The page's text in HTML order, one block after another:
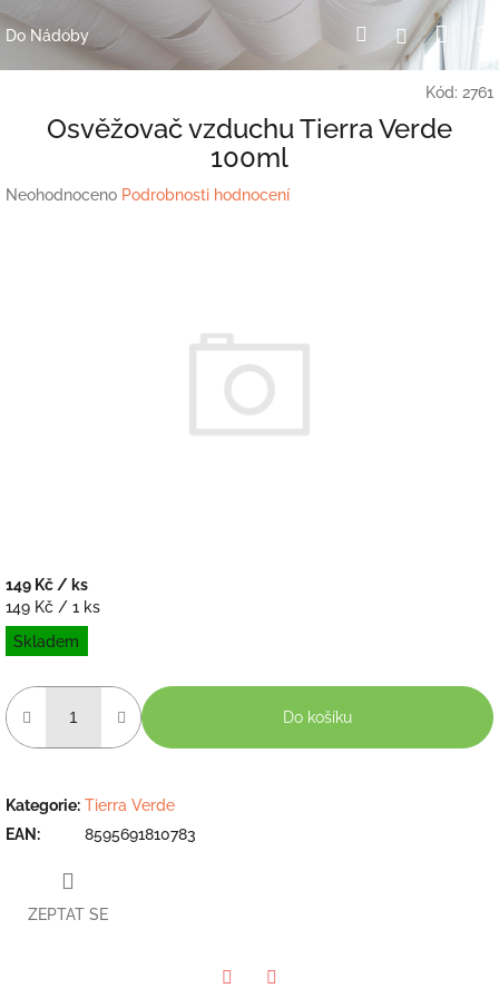
Přejít
naDo Nádoby HledatPřihlášení
Kód: 2761
Osvěžovač vzduchu Tierra Verde
100ml
Průměrné
Neohodnoceno Podrobnosti hodnocení
149 Kč / ks
Měrná
cena:
149 Kč / 1 ks
Skladem
Do košíku
Kategorie: Tierra Verde
EAN : 8595691810783
ZEPTAT SE